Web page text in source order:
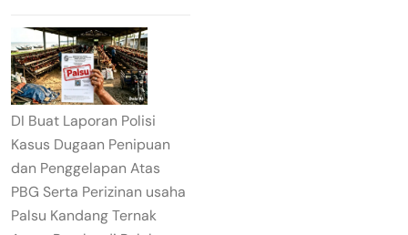
DI Buat Laporan Polisi
Kasus Dugaan Penipuan
dan Penggelapan Atas
PBG Serta Perizinan usaha
Palsu Kandang Ternak